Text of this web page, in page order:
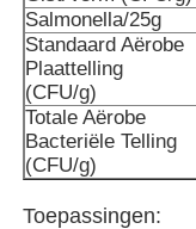
Fabriekstocht
Vraag een offerte
Salmonella/25g
Standaard Aërobe
Plaattelling
(CFU/g)
Totale Aërobe
Bacteriële Telling
(CFU/g)
Toepassingen: